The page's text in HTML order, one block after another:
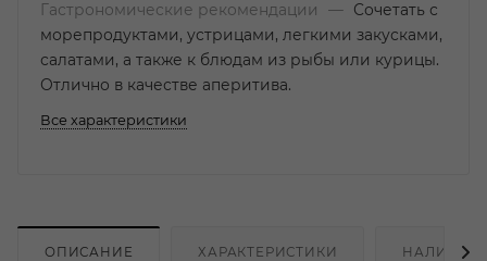
Гастрономические рекомендации
—
Сочетать с
морепродуктами, устрицами, легкими закусками,
салатами, а также к блюдам из рыбы или курицы.
Отлично в качестве аперитива.
Все характеристики
ОПИСАНИЕ ХАРАКТЕРИСТИКИ НАЛИЧИЕ